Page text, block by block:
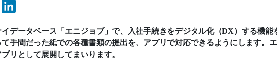
Line
データベース「エニジョブ」で、入社手続きをデジタル化（DX）する機能
手間だった紙での各種書類の提出を、アプリで対応できるようにします。
リとして展開してまいります。